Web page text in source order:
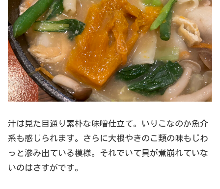
汁は見た目通り素朴な味噌仕立て。いりこなのか魚介
系も感じられます。さらに大根やきのこ類の味もじわ
っと滲み出ている模様。それでいて具が煮崩れていな
いのはさすがです。